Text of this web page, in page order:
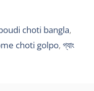
choti bangla,
choti golpo, গ্যাং